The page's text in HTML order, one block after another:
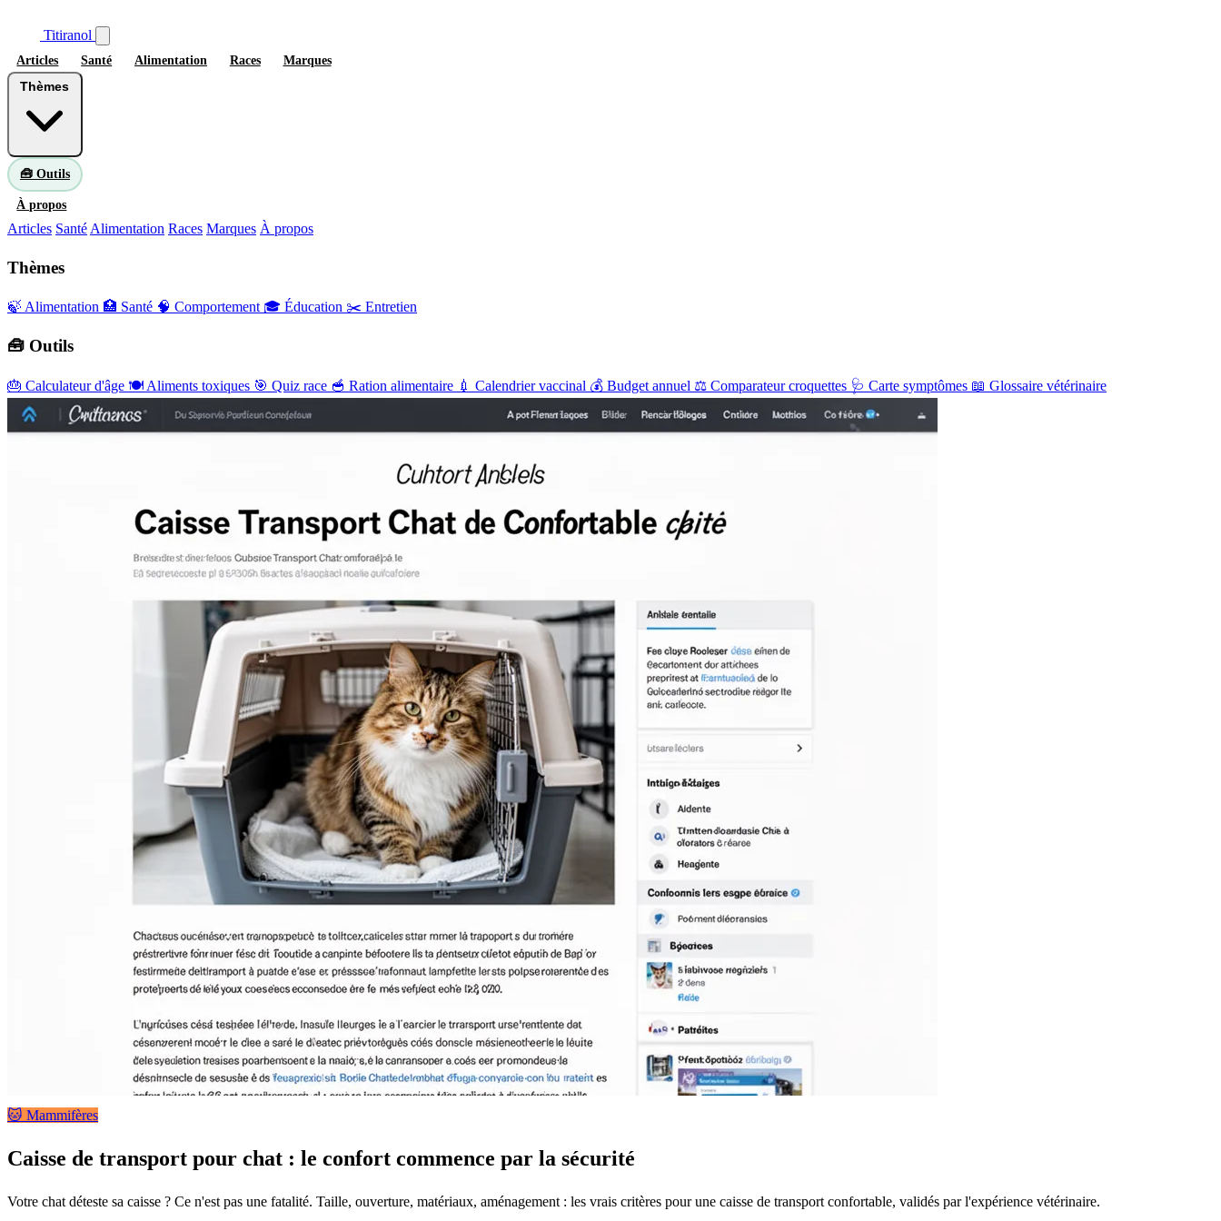
Titiranol
Articles Santé Alimentation Races Marques
🧰 Outils
À propos
Articles Santé Alimentation Races Marques À propos
Thèmes
🍃 Alimentation 🏥 Santé 🧠 Comportement 🎓 Éducation ✂️ Entretien
🧰 Outils
🎂 Calculateur d'âge 🍽️ Aliments toxiques 🎯 Quiz race 🥣 Ration alimentaire 💉 Calendrier vaccinal 💰 Budget annuel ⚖️ Comparateur croquettes 🩺 Carte symptômes 📖 Glossaire vétérinaire
🐱 Mammifères
Caisse de transport pour chat : le confort commence par la sécurité
Votre chat déteste sa caisse ? Ce n'est pas une fatalité. Taille, ouverture, matériaux, aménagement : les vrais critères pour une caisse de transport confortable, validés par l'expérience vétérinaire.